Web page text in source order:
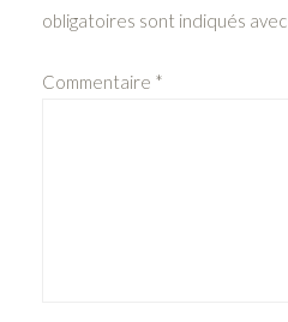
obligatoires sont indiqués avec
Commentaire *